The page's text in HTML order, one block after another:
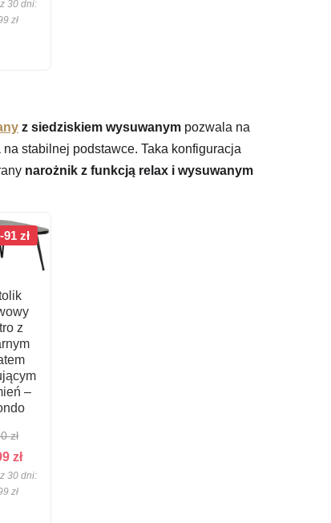
cena
30 dni:
zł
z siedziskiem wysuwanym pozwala na
stabilnej podstawce. Taka konfiguracja
narożnik z funkcją relax i wysuwanym
-91 zł
z
–
zł
złAktualna
cena
30 dni:
zł